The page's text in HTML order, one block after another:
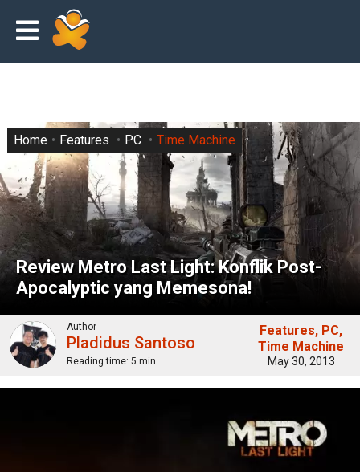
Review Metro Last Light: Konflik Post-
Apocalyptic yang Memesona!
Home Features PC Time Machine
Author
Pladidus Santoso
Reading time: 5 min
Features PC
Time Machine
May 30, 2013